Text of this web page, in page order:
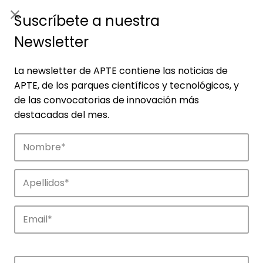
Empresas
Descubre las empresas que impulsan la
innovación en los parques de APTE.
Suscríbete a nuestra
Newsletter
La newsletter de APTE contiene las noticias de
APTE, de los parques científicos y tecnológicos, y
de las convocatorias de innovación más
destacadas del mes.